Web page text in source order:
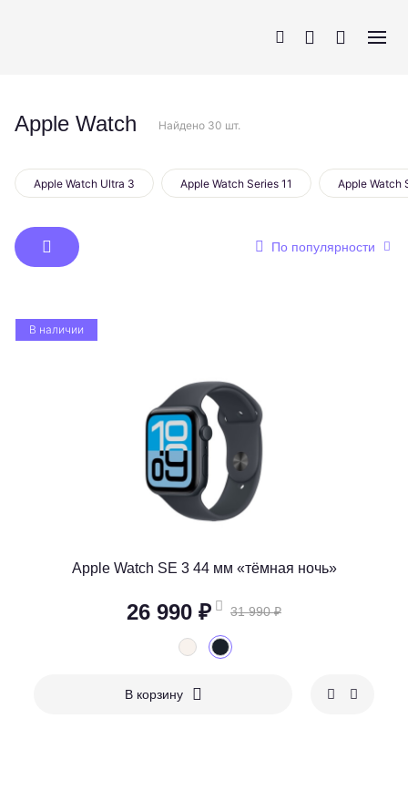
iPhone AirPods MacBook Apple Watch
Apple Watch Найдено 30 шт.
Apple Watch Ultra 3 Apple Watch Series 11 Apple Watch
По популярности
В наличии
Apple Watch SE 3 44 мм «тёмная ночь»
26 990 ₽ 31 990 ₽
В корзину